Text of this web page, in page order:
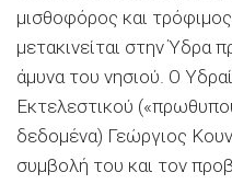
μισθοφόρος και
μετακινείται στην Ύδρα
άμυνα του νησιού. Ο
Εκτελεστικού
δεδομένα) Γεώργιος
συμβολή του και τον